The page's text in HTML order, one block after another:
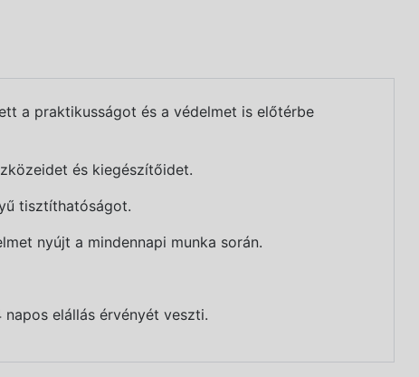
a praktikusságot és a védelmet is előtérbe
és kiegészítőidet.
tisztíthatóságot.
nyújt a mindennapi munka során.
elállás érvényét veszti.